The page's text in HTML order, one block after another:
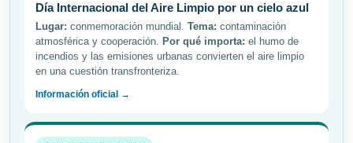
Día Internacional del Aire Limpio por un cielo azul
Lugar: conmemoración mundial. Tema: contaminación
atmosférica y cooperación. Por qué importa: el humo de
incendios y las emisiones urbanas convierten el aire limpio
en una cuestión transfronteriza.
Información oficial →